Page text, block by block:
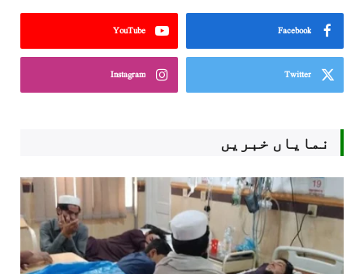
Facebook
YouTube
Twitter
Instagram
نمایاں خبریں